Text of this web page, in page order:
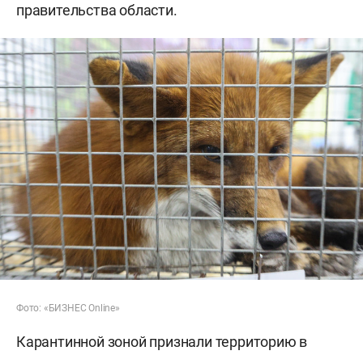
правительства области.
Фото: «БИЗНЕС Online»
Карантинной зоной признали территорию в